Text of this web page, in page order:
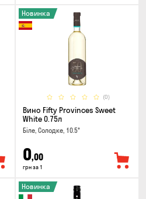
(0)
Новинка
Вино Fifty Provinces Sweet
White 0.75л
Біле, Солодке, 10.5°
0,00
грн за 1
Новинка